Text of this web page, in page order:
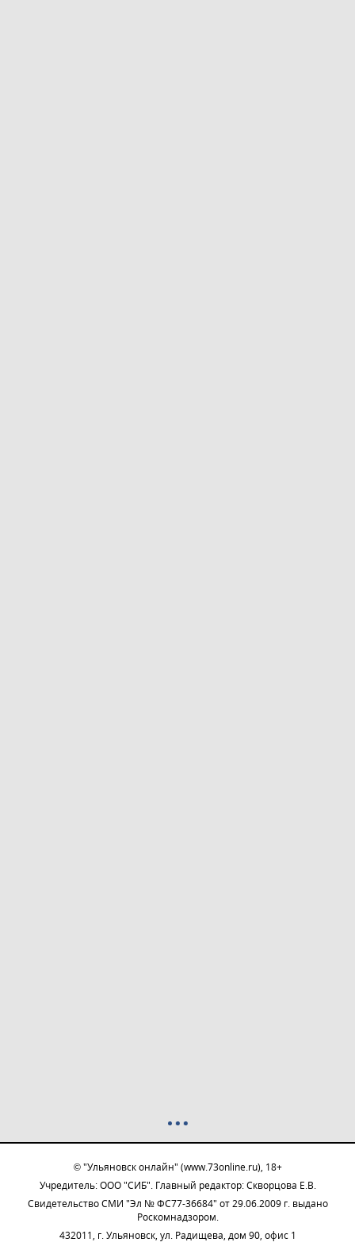
© "Ульяновск онлайн" (www.73online.ru), 18+
Учредитель: ООО "СИБ". Главный редактор: Скворцова Е.В.
Свидетельство СМИ "Эл № ФС77-36684" от 29.06.2009 г. выдано
Роскомнадзором.
432011, г. Ульяновск, ул. Радищева, дом 90, офис 1